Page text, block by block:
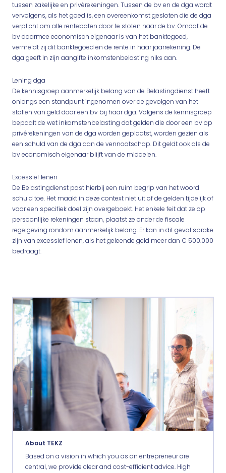
tussen zakelijke en privérekeningen. Tussen de bv en de dga wordt
vervolgens, als het goed is, een overeenkomst gesloten die de dga
verplicht om alle rentebaten door te stoten naar de bv. Omdat de
bv daarmee economisch eigenaar is van het banktegoed,
vermeldt zij dit banktegoed en de rente in haar jaarrekening. De
dga geeft in zijn aangifte inkomstenbelasting niks aan.
Lening dga
De kennisgroep aanmerkelijk belang van de Belastingdienst heeft
onlangs een standpunt ingenomen over de gevolgen van het
stallen van geld door een bv bij haar dga. Volgens de kennisgroep
bepaalt de wet inkomstenbelasting dat gelden die door een bv op
privérekeningen van de dga worden geplaatst, worden gezien als
een schuld van de dga aan de vennootschap. Dit geldt ook als de
bv economisch eigenaar blijft van de middelen.
Excessief lenen
De Belastingdienst past hierbij een ruim begrip van het woord
schuld toe. Het maakt in deze context niet uit of de gelden tijdelijk of
voor een specifiek doel zijn overgeboekt. Het enkele feit dat ze op
persoonlijke rekeningen staan, plaatst ze onder de fiscale
regelgeving rondom aanmerkelijk belang. Er kan in dit geval sprake
zijn van excessief lenen, als het geleende geld meer dan € 500.000
bedraagt.
About TEKZ
Based on a vision in which you as an entrepreneur are
central, we provide clear and cost-efficient advice. High